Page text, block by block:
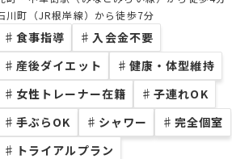
川町（JR根岸線）から徒歩7分
♯ 食事指導 ♯ 入会金不要
♯ 産後ダイエット ♯ 健康・体型維持
♯ 女性トレーナー在籍 ♯ 子連れOK
♯ 手ぶらOK ♯ シャワー ♯ 完全個室
♯ トライアルプラン